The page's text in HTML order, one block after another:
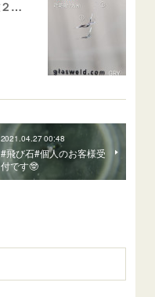
飛び石ひび割れ 施工例「近距離２箇所・パーシャル系+ストレート系」CX-8
2021.04.27 00:48
#飛び石#個人のお客様受
付です🤓